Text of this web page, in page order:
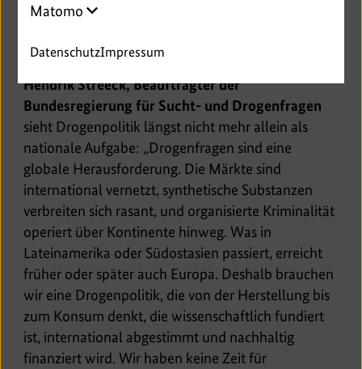
Hendrik Streeck, Beauftragter der
Bundesregierung für Sucht- und Drogenfragen
sieht Drogenpolitik längst nicht mehr allein als
nationale Aufgabe: „Drogenfragen sind eine
globale Herausforderung. Die Märkte sind
international vernetzt, synthetische Substanzen
verbreiten sich rasant, und organisierte Kriminalität
operiert über Kontinente hinweg. Was in
Lateinamerika oder Südostasien passiert, erreicht
früher oder später auch Europa. Deshalb brauchen
wir eine Drogenpolitik, die von der Herstellung bis
zum Konsum denkt, die wissenschaftlich fundiert
ist, international abgestimmt und nachhaltig
finanziert wird. Wir haben keine Zeit für
Matomo
DatenschutzImpressum